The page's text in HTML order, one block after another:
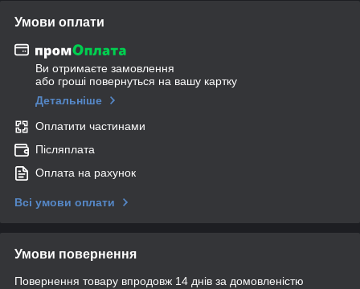
Умови оплати
Ви отримаєте замовлення
або гроші повернуться на вашу картку
Детальніше
Оплатити частинами
Післяплата
Оплата на рахунок
Всі умови оплати
Умови повернення
Повернення товару впродовж 14 днів за домовленістю